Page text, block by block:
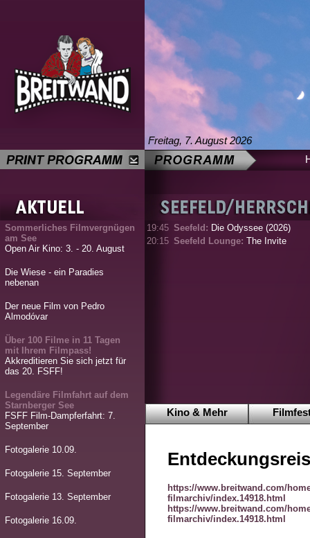
Freitag, 7. August 2026
Sommerliches Filmvergnügen
am See
Open Air Kino: 3. - 20. August
Die Wiese - ein Paradies
nebenan
Der neue Film von Pedro
Almodóvar
Über 100 Filme in 11 Tagen
mit Ihrem Filmpass!
Akkreditieren Sie sich jetzt für
das 20. FSFF!
Legendäre Filmfahrt auf dem
Starnberger See
FSFF Film-Dampferfahrt: 7.
September
Fotogalerie 10.09.
Fotogalerie 15. September
Fotogalerie 13. September
Fotogalerie 16.09.
19:45 Seefeld: Die Odyssee (2026)
20:15 Seefeld Lounge: The Invite
Kino & Mehr
https://www.breitwand.com/
filmarchiv/index.14918.html
https://www.breitwand.com/
filmarchiv/index.14918.html